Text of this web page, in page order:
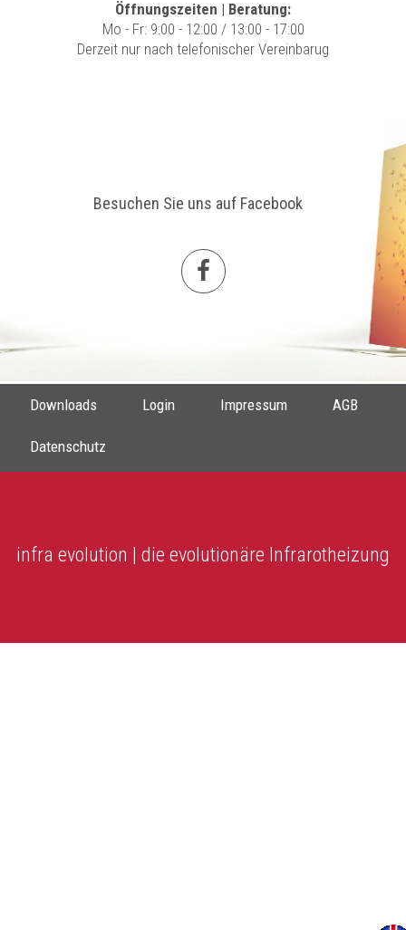
Öffnungszeiten | Beratung:
Mo - Fr: 9:00 - 12:00 / 13:00 - 17:00
Derzeit nur nach telefonischer Vereinbarug
Besuchen Sie uns auf Facebook
Downloads Login Impressum AGB
Datenschutz
infra evolution | die evolutionäre Infrarotheizung